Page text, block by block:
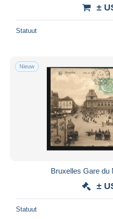
±
Statuut
Nieuw
Bruxelles Gare du
±
Statuut